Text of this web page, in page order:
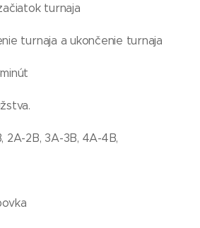
turnaja
turnaja a ukončenie turnaja
2A-2B, 3A-3B, 4A-4B,